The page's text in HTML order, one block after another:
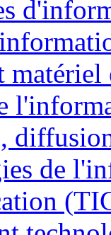
matériel
de